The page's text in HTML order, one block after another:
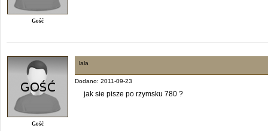
Gość
Gość
lala
Dodano: 2011-09-23
jak sie pisze po rzymsku 780 ?